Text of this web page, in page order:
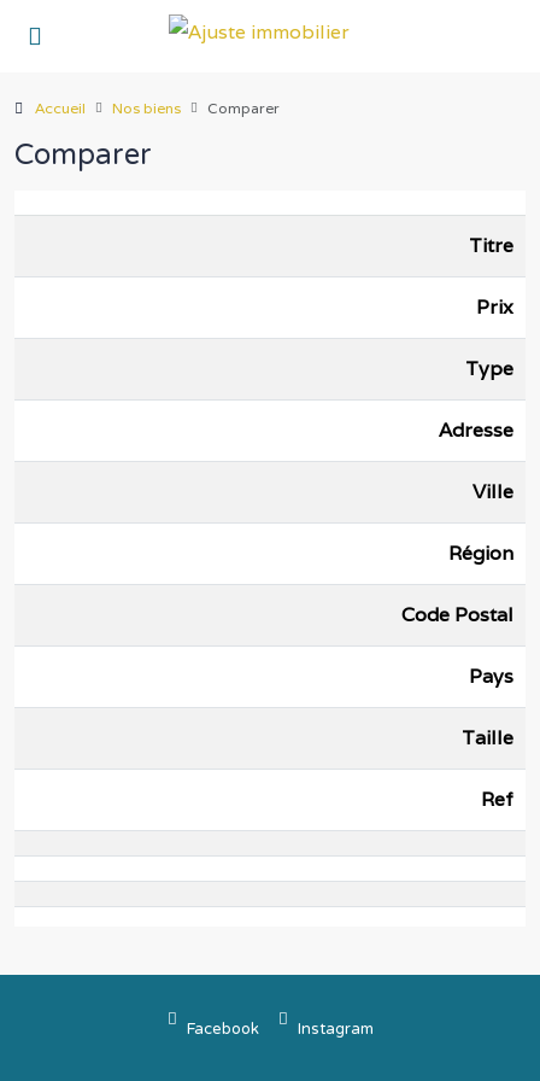
Accueil Nos biens Comparer
Comparer
Titre
Prix
Type
Adresse
Ville
Région
Code Postal
Pays
Taille
Ref
Facebook Instagram